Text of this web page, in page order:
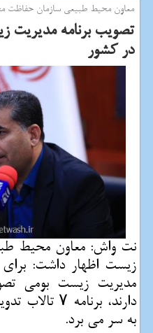
معاون محیط طبیعی سازمان حفاظت
در كشور
نت واش: معاون محیط
مدیریت زیست بومی
دارند،
به سر می برد.